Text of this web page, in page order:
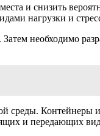
и снизить
нагрузки и
необходимо
среды.
и передающих